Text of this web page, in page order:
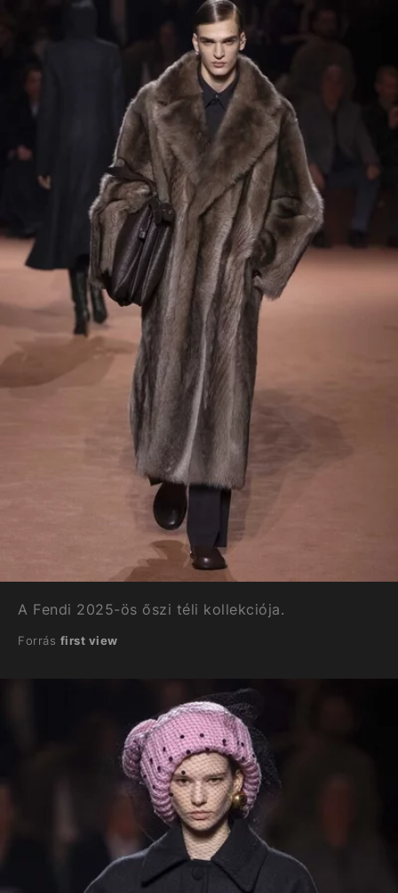
A Fendi 2025-ös őszi téli kollekciója.
Forrás first view